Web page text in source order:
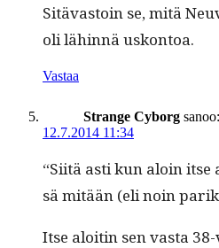
Sitä­vas­toin se, mitä
oli lähin­nä uskontoa.
Vastaa
Strange Cyborg sanoo:
12.7.2014 11:34
“Siitä asti kun aloin
sä mitään (eli noin
Itse aloitin sen vas­ta